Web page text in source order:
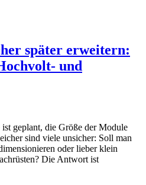
später erweitern:
und
geplant, die Größe der Module
sind viele unsicher: Soll man
oder lieber klein
Die Antwort ist